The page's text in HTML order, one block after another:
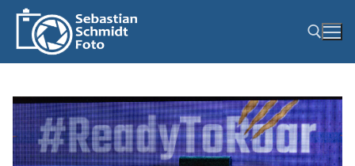
Zum
springen
Suchen nach: